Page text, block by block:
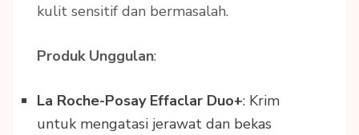
kulit sensitif dan bermasalah.
Produk Unggulan:
La Roche-Posay Effaclar Duo+: Krim
untuk mengatasi jerawat dan bekas